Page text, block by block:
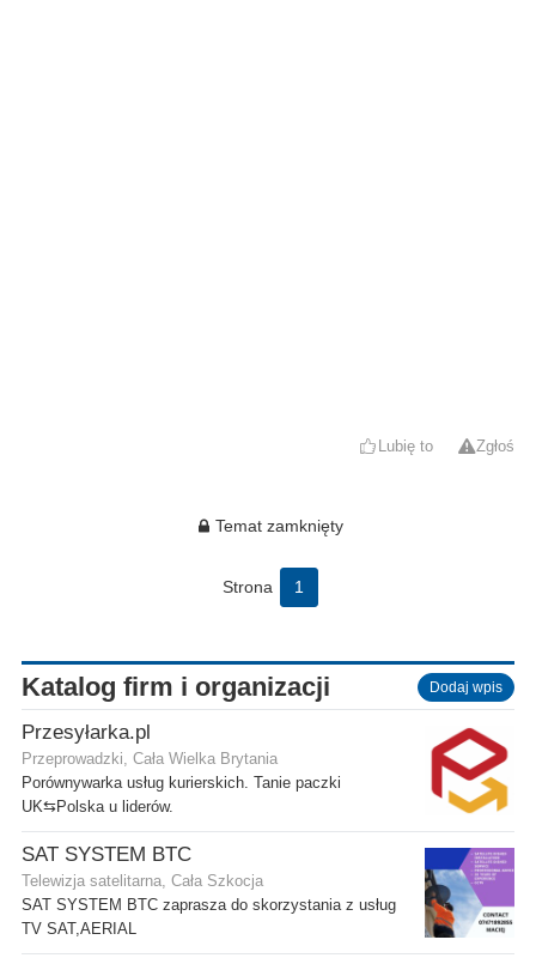
Lubię to Zgłoś
Temat zamknięty
Strona 1
Katalog firm i organizacji Dodaj wpis
Przesyłarka.pl
Przeprowadzki, Cała Wielka Brytania
Porównywarka usług kurierskich. Tanie paczki
UK⇆Polska u liderów.
SAT SYSTEM BTC
Telewizja satelitarna, Cała Szkocja
SAT SYSTEM BTC zaprasza do skorzystania z usług
TV SAT,AERIAL